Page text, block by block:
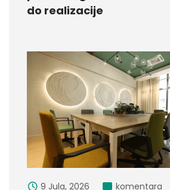
do realizacije
9 Jula, 2026 komentara